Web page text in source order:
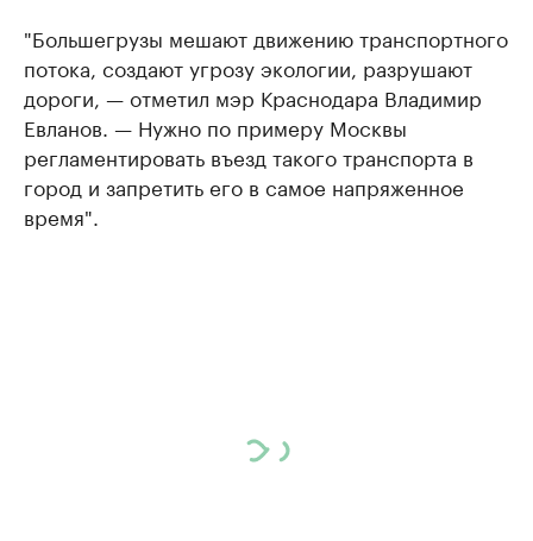
"Большегрузы мешают движению транспортного
потока, создают угрозу экологии, разрушают
дороги, — отметил мэр Краснодара Владимир
Евланов. — Нужно по примеру Москвы
регламентировать въезд такого транспорта в
город и запретить его в самое напряженное
время".